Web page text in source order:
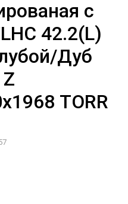
с
42.2(L)
Дуб
TORR